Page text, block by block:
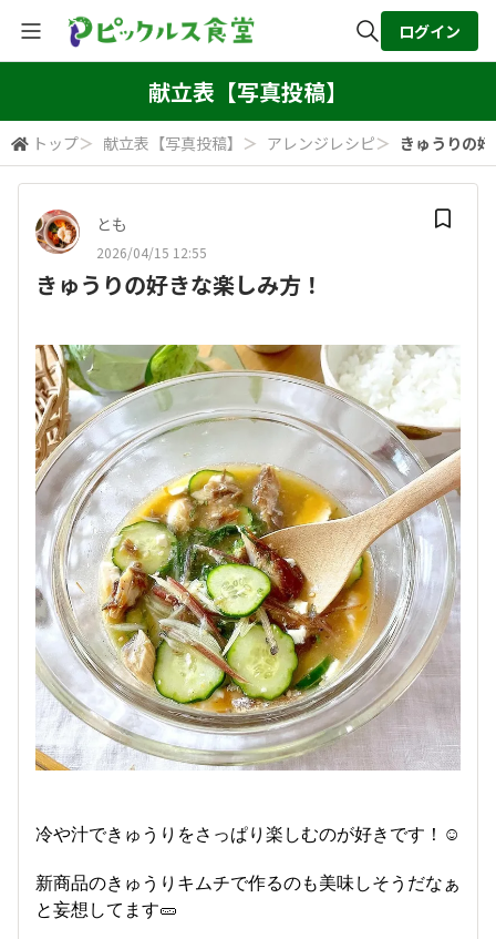
検索
ログイン
献立表【写真投稿】
トップ＞ 献立表【写真投稿】 ＞ アレンジレシピ＞ きゅうりの
とも
2026/04/15 12:55
きゅうりの好きな楽しみ方！
冷や汁できゅうりをさっぱり楽しむのが好きです！☺️
新商品のきゅうりキムチで作るのも美味しそうだなぁ
と妄想してます🥒